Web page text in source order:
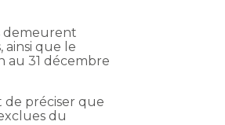
demeurent
ainsi que le
au 31 décembre
de préciser que
du